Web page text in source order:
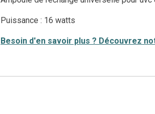
Puissance : 16 watts
Besoin d'en savoir plus ? Découvrez